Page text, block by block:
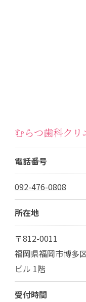
むらつ歯科クリ
電話番号
092-476-0808
所在地
〒812-0011
福岡県福岡市博多
ビル 1階
受付時間